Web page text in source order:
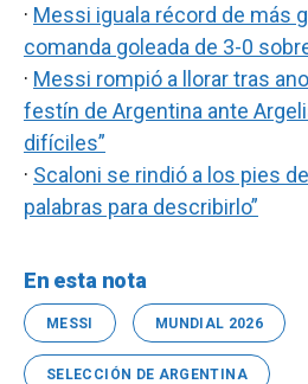
· Messi iguala récord de más
comanda goleada de 3-0
· Messi rompió a llorar tras
festín de Argentina ante
difíciles”
· Scaloni se rindió a los pies
palabras para describirlo”
En esta nota
MESSI MUNDIAL 2026
SELECCIÓN DE ARGENTINA